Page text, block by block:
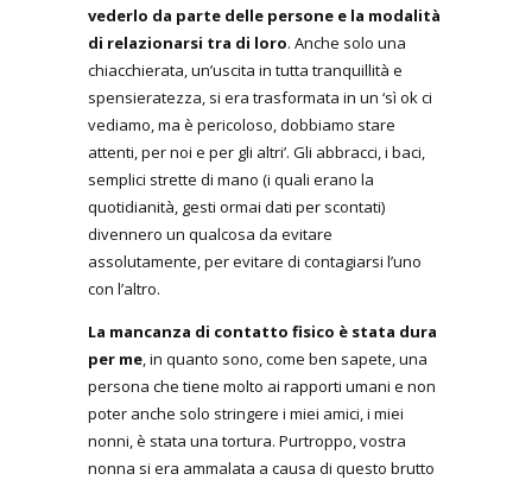
vederlo da parte delle persone e la modalità
di relazionarsi tra di loro. Anche solo una
chiacchierata, un’uscita in tutta tranquillità e
spensieratezza, si era trasformata in un ‘sì ok ci
vediamo, ma è pericoloso, dobbiamo stare
attenti, per noi e per gli altri’. Gli abbracci, i baci,
semplici strette di mano (i quali erano la
quotidianità, gesti ormai dati per scontati)
divennero un qualcosa da evitare
assolutamente, per evitare di contagiarsi l’uno
con l’altro.
La mancanza di contatto fisico è stata dura
per me, in quanto sono, come ben sapete, una
persona che tiene molto ai rapporti umani e non
poter anche solo stringere i miei amici, i miei
nonni, è stata una tortura. Purtroppo, vostra
nonna si era ammalata a causa di questo brutto